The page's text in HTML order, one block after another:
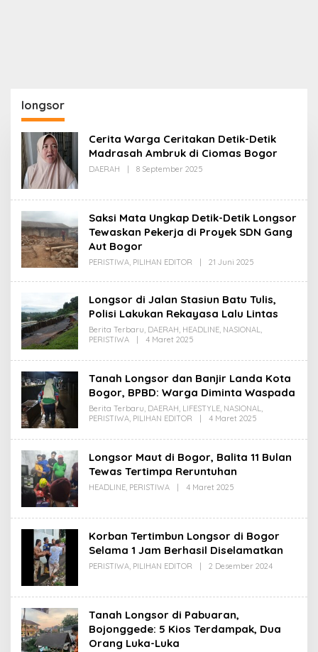
longsor
Cerita Warga Ceritakan Detik-Detik
Madrasah Ambruk di Ciomas Bogor
DAERAH 8 September 2025
Saksi Mata Ungkap Detik-Detik Longsor
Tewaskan Pekerja di Proyek SDN Gang
Aut Bogor
PERISTIWA, PILIHAN EDITOR 21 Juni 2025
Longsor di Jalan Stasiun Batu Tulis,
Polisi Lakukan Rekayasa Lalu Lintas
Berita Terbaru, DAERAH, HEADLINE, NASIONAL,
PERISTIWA
4 Maret 2025
Tanah Longsor dan Banjir Landa Kota
Bogor, BPBD: Warga Diminta Waspada
Berita Terbaru, DAERAH, LIFESTYLE, NASIONAL,
PERISTIWA, PILIHAN EDITOR 4 Maret 2025
Longsor Maut di Bogor, Balita 11 Bulan
Tewas Tertimpa Reruntuhan
HEADLINE, PERISTIWA 4 Maret 2025
Korban Tertimbun Longsor di Bogor
Selama 1 Jam Berhasil Diselamatkan
PERISTIWA, PILIHAN EDITOR 2 Desember 2024Oleh
Tanah Longsor di Pabuaran,
Bojonggede: 5 Kios Terdampak, Dua
Orang Luka-Luka